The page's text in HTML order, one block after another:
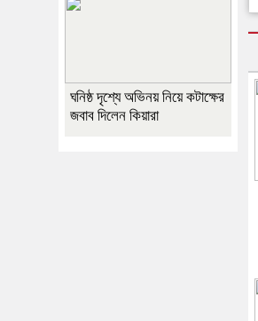
ঘনিষ্ঠ দৃশ্যে অভিনয় নিয়ে কটাক্ষের
জবাব দিলেন কিয়ারা